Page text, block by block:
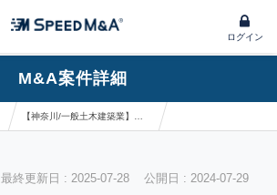
ログイン
M&A案件詳細
最終更新日 : 2025-07-28 公開日 : 2024-07-29